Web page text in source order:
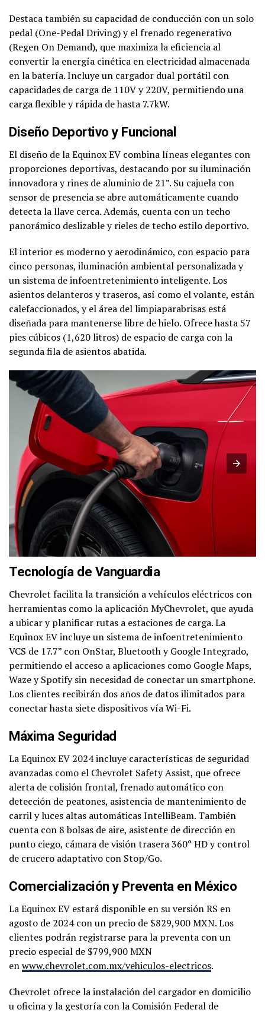
Destaca también su capacidad de conducción con un solo
pedal (One-Pedal Driving) y el frenado regenerativo
(Regen On Demand), que maximiza la eficiencia al
convertir la energía cinética en electricidad almacenada
en la batería. Incluye un cargador dual portátil con
capacidades de carga de 110V y 220V, permitiendo una
carga flexible y rápida de hasta 7.7kW.
Diseño Deportivo y Funcional
El diseño de la Equinox EV combina líneas elegantes con
proporciones deportivas, destacando por su iluminación
innovadora y rines de aluminio de 21”. Su cajuela con
sensor de presencia se abre automáticamente cuando
detecta la llave cerca. Además, cuenta con un techo
panorámico deslizable y rieles de techo estilo deportivo.
El interior es moderno y aerodinámico, con espacio para
cinco personas, iluminación ambiental personalizada y
un sistema de infoentretenimiento inteligente. Los
asientos delanteros y traseros, así como el volante, están
calefaccionados, y el área del limpiaparabrisas está
diseñada para mantenerse libre de hielo. Ofrece hasta 57
pies cúbicos (1,620 litros) de espacio de carga con la
segunda fila de asientos abatida.
Tecnología de Vanguardia
Chevrolet facilita la transición a vehículos eléctricos con
herramientas como la aplicación MyChevrolet, que ayuda
a ubicar y planificar rutas a estaciones de carga. La
Equinox EV incluye un sistema de infoentretenimiento
VCS de 17.7” con OnStar, Bluetooth y Google Integrado,
permitiendo el acceso a aplicaciones como Google Maps,
Waze y Spotify sin necesidad de conectar un smartphone.
Los clientes recibirán dos años de datos ilimitados para
conectar hasta siete dispositivos vía Wi-Fi.
Máxima Seguridad
La Equinox EV 2024 incluye características de seguridad
avanzadas como el Chevrolet Safety Assist, que ofrece
alerta de colisión frontal, frenado automático con
detección de peatones, asistencia de mantenimiento de
carril y luces altas automáticas IntelliBeam. También
cuenta con 8 bolsas de aire, asistente de dirección en
punto ciego, cámara de visión trasera 360° HD y control
de crucero adaptativo con Stop/Go.
Comercialización y Preventa en México
La Equinox EV estará disponible en su versión RS en
agosto de 2024 con un precio de $829,900 MXN. Los
clientes podrán registrarse para la preventa con un
precio especial de $799,900 MXN
enwww.chevrolet.com.mx/vehiculos-electricos.
Chevrolet ofrece la instalación del cargador en domicilio
u oficina y la gestoría con la Comisión Federal de